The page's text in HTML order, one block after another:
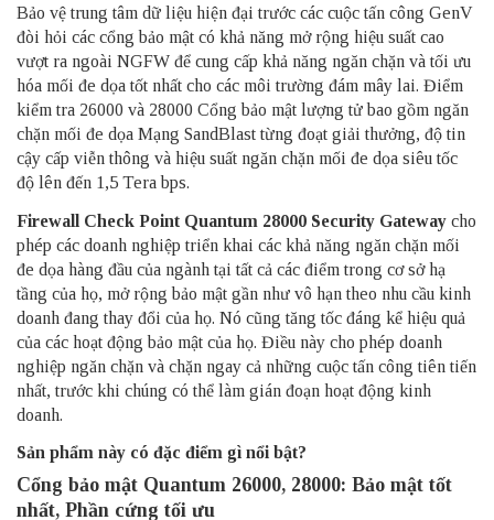
Bảo vệ trung tâm dữ liệu hiện đại trước các cuộc tấn công GenV
đòi hỏi các cổng bảo mật có khả năng mở rộng hiệu suất cao
vượt ra ngoài NGFW để cung cấp khả năng ngăn chặn và tối ưu
hóa mối đe dọa tốt nhất cho các môi trường đám mây lai. Điểm
kiểm tra 26000 và 28000 Cổng bảo mật lượng tử bao gồm ngăn
chặn mối đe dọa Mạng SandBlast từng đoạt giải thưởng, độ tin
cậy cấp viễn thông và hiệu suất ngăn chặn mối đe dọa siêu tốc
độ lên đến 1,5 Tera bps.
Firewall Check Point Quantum 28000 Security Gateway cho
phép các doanh nghiệp triển khai các khả năng ngăn chặn mối
đe dọa hàng đầu của ngành tại tất cả các điểm trong cơ sở hạ
tầng của họ, mở rộng bảo mật gần như vô hạn theo nhu cầu kinh
doanh đang thay đổi của họ. Nó cũng tăng tốc đáng kể hiệu quả
của các hoạt động bảo mật của họ. Điều này cho phép doanh
nghiệp ngăn chặn và chặn ngay cả những cuộc tấn công tiên tiến
nhất, trước khi chúng có thể làm gián đoạn hoạt động kinh
doanh.
Sản phẩm này có đặc điểm gì nổi bật?
Cổng bảo mật Quantum 26000, 28000: Bảo mật tốt
nhất, Phần cứng tối ưu